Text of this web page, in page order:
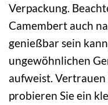
Verpackung.
Camembert auch
genießbar sein
ungewöhnlichen
aufweist. Vertrauen
probieren Sie ein